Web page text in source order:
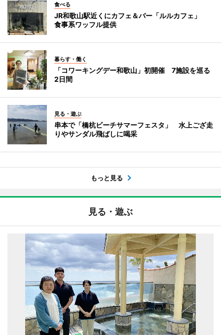
食べる
JR和歌山駅近くにカフェ＆バー「ルルカフェ」
食事系ワッフル提供
暮らす・働く
「コワーキングデー和歌山」初開催 7施設を巡る
2日間
見る・遊ぶ
串本で「橋杭ビーチサマーフェスタ」 水上ござ走
りやサンダル飛ばしに喝采
もっと見る
見る・遊ぶ